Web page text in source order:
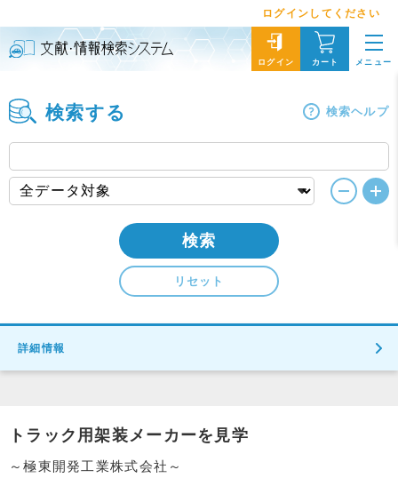
ログインしてください
ログイン カート メニュー
検索する 検索ヘルプ
検索
リセット
詳細情報
トラック用架装メーカーを見学
～極東開発工業株式会社～